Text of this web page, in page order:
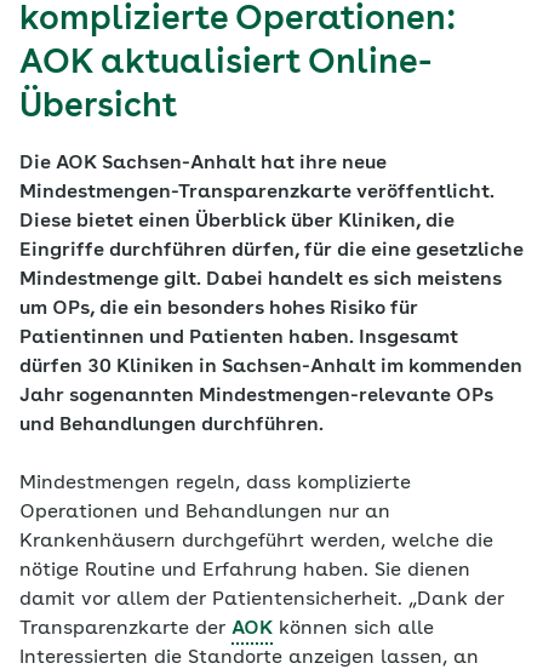
komplizierte Operationen:
AOK aktualisiert Online-
Übersicht
Die AOK Sachsen-Anhalt hat ihre neue
Mindestmengen-Transparenzkarte veröffentlicht.
Diese bietet einen Überblick über Kliniken, die
Eingriffe durchführen dürfen, für die eine gesetzliche
Mindestmenge gilt. Dabei handelt es sich meistens
um OPs, die ein besonders hohes Risiko für
Patientinnen und Patienten haben. Insgesamt
dürfen 30 Kliniken in Sachsen-Anhalt im kommenden
Jahr sogenannten Mindestmengen-relevante OPs
und Behandlungen durchführen.
Mindestmengen regeln, dass komplizierte
Operationen und Behandlungen nur an
Krankenhäusern durchgeführt werden, welche die
nötige Routine und Erfahrung haben. Sie dienen
damit vor allem der Patientensicherheit. „Dank der
Transparenzkarte der AOK können sich alle
Interessierten die Standorte anzeigen lassen, an